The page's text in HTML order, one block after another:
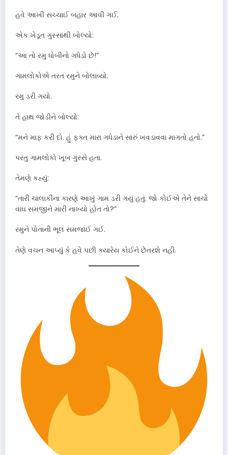
હવે આખી સચ્ચાઈ બહાર આવી ગઈ.
એક ખેડૂત ગુસ્સાથી બોલ્યો:
“આ તો રમુ ધોબીનો ગધેડો છે!”
ગામલોકોએ તરત રમુને બોલાવ્યો.
રમુ ડરી ગયો.
તે હાથ જોડીને બોલ્યો:
“મને માફ કરી દો. હું ફક્ત મારા ગધેડાને સારું ખવડાવવા માગતો હતો.”
પરંતુ ગામલોકો ખૂબ ગુસ્સે હતા.
તેમણે કહ્યું:
“તારી ચાલાકીના કારણે આખું ગામ ડરી ગયું હતું. જો કોઈએ તેને સાચો
વાઘ સમજીને મારી નાખ્યો હોત તો?”
રમુને પોતાની ભૂલ સમજાઈ ગઈ.
તેણે વચન આપ્યું કે હવે પછી ક્યારેય કોઈને છેતરશે નહીં.